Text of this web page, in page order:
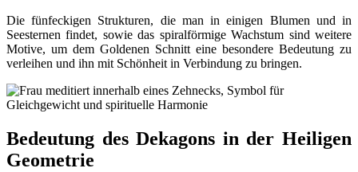
Die fünfeckigen Strukturen, die man in einigen Blumen und in
Seesternen findet, sowie das spiralförmige Wachstum sind weitere
Motive, um dem Goldenen Schnitt eine besondere Bedeutung zu
verleihen und ihn mit Schönheit in Verbindung zu bringen.
Bedeutung des Dekagons in der Heiligen
Geometrie